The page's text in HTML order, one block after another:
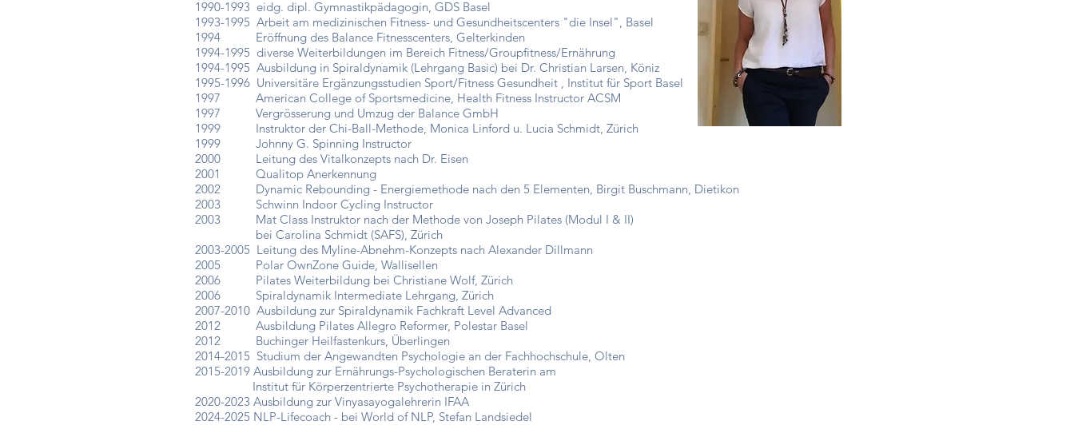
1990-1993 eidg. dipl. Gymnastikpädagogin, GDS Basel
1993-1995 Arbeit am medizinischen Fitness- und Gesundheitscenters "die Insel", Basel
1994 Eröffnung des Balance Fitnesscenters, Gelterkinden
1994-1995 diverse Weiterbildungen im Bereich Fitness/Groupfitness/Ernährung
1994-1995 Ausbildung in Spiraldynamik (Lehrgang Basic) bei Dr. Christian Larsen, Köniz
1995-1996 Universitäre Ergänzungsstudien Sport/Fitness Gesundheit , Institut für Sport Basel
1997 American College of Sportsmedicine, Health Fitness Instructor ACSM
1997 Vergrösserung und Umzug der Balance GmbH
1999 Instruktor der Chi-Ball-Methode, Monica Linford u. Lucia Schmidt, Zürich
1999 Johnny G. Spinning Instructor
2000 Leitung des Vitalkonzepts nach Dr. Eisen
2001 Qualitop Anerkennung
2002 Dynamic Rebounding - Energiemethode nach den 5 Elementen, Birgit Buschmann, Dietikon
2003 Schwinn Indoor Cycling Instructor
2003 Mat Class Instruktor nach der Methode von Joseph Pilates (Modul I & II)
bei Carolina Schmidt (SAFS), Zürich
2003-2005 Leitung des Myline-Abnehm-Konzepts nach Alexander Dillmann
2005 Polar OwnZone Guide, Wallisellen
2006 Pilates Weiterbildung bei Christiane Wolf, Zürich
2006 Spiraldynamik Intermediate Lehrgang, Zürich
2007-2010 Ausbildung zur Spiraldynamik Fachkraft Level Advanced
2012 Ausbildung Pilates Allegro Reformer, Polestar Basel
2012 Buchinger Heilfastenkurs, Überlingen
2014-2015 Studium der Angewandten Psychologie an der Fachhochschule, Olten
2015-2019 Ausbildung zur Ernährungs-Psychologischen Beraterin am
Institut für Körperzentrierte Psychotherapie in Zürich
2020-2023 Ausbildung zur Vinyasayogalehrerin IFAA
2024-2025 NLP-Lifecoach - bei World of NLP, Stefan Landsiedel